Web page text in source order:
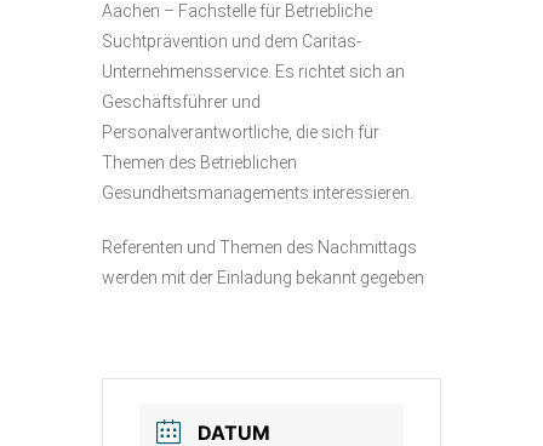
Aachen – Fachstelle für Betriebliche
Suchtprävention und dem Caritas-
Unternehmensservice. Es richtet sich an
Geschäftsführer und
Personalverantwortliche, die sich für
Themen des Betrieblichen
Gesundheitsmanagements interessieren.
Referenten und Themen des Nachmittags
werden mit der Einladung bekannt gegeben
DATUM